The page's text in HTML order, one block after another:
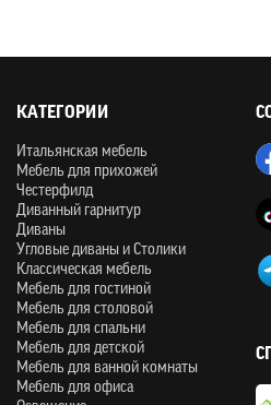
КАТЕГОРИИ
Итальянская мебель
Мебель для прихожей
Честерфилд
Диванный гарнитур
Диваны
Угловые диваны и Столики
Классическая мебель
Мебель для гостиной
Мебель для столовой
Мебель для спальни
Мебель для детской
Мебель для ванной комнаты
Мебель для офиса